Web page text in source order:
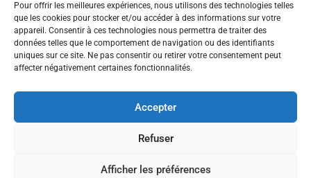
Pour offrir les meilleures expériences, nous utilisons des technologies telles
que les cookies pour stocker et/ou accéder à des informations sur votre
appareil. Consentir à ces technologies nous permettra de traiter des
données telles que le comportement de navigation ou des identifiants
uniques sur ce site. Ne pas consentir ou retirer votre consentement peut
affecter négativement certaines fonctionnalités.
Accepter
Refuser
Afficher les préférences
•Contact